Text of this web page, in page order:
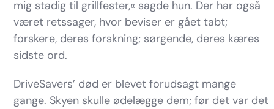
mig stadig til grillfester,« sagde hun. Der har også
været retssager, hvor beviser er gået tabt;
forskere, deres forskning; sørgende, deres kæres
sidste ord.
DriveSavers’ død er blevet forudsagt mange
gange. Skyen skulle ødelægge dem; før det var det